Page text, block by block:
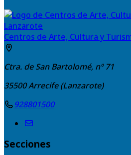
Centros de Arte, Cultura y
Ctra. de San Bartolomé, nº 71
35500Arrecife (Lanzarote)
928801500
Secciones